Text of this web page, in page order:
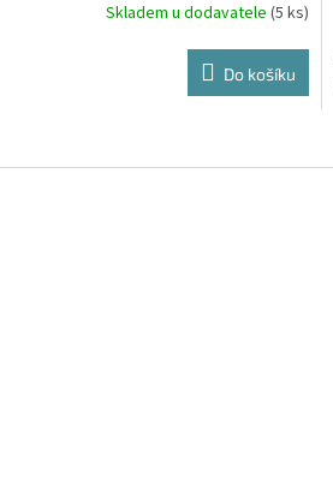
Skladem u dodavatele(5 ks)
Do košíku